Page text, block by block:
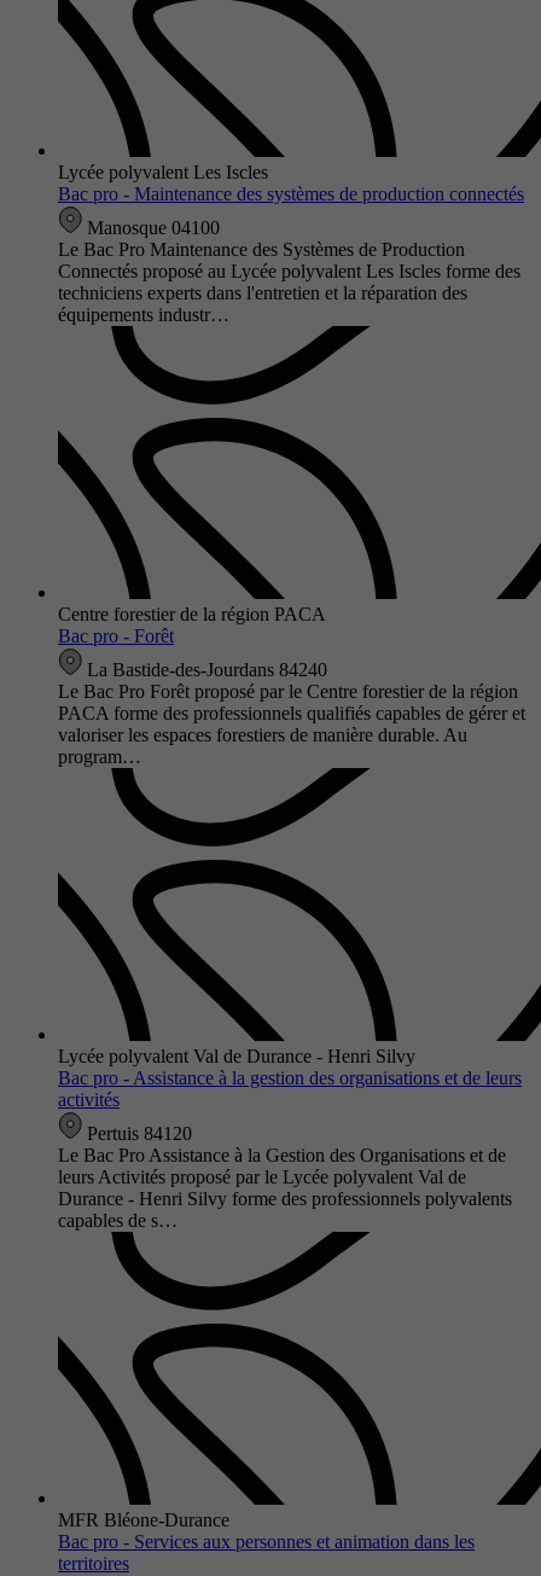
Lycée polyvalent Les Iscles
Bac pro - Maintenance des systèmes de production connectés
Manosque 04100
Le Bac Pro Maintenance des Systèmes de Production
Connectés proposé au Lycée polyvalent Les Iscles forme des
techniciens experts dans l'entretien et la réparation des
équipements industr…
Centre forestier de la région PACA
Bac pro - Forêt
La Bastide-des-Jourdans 84240
Le Bac Pro Forêt proposé par le Centre forestier de la région
PACA forme des professionnels qualifiés capables de gérer et
valoriser les espaces forestiers de manière durable. Au
program…
Lycée polyvalent Val de Durance - Henri Silvy
Bac pro - Assistance à la gestion des organisations et de leurs
activités
Pertuis 84120
Le Bac Pro Assistance à la Gestion des Organisations et de
leurs Activités proposé par le Lycée polyvalent Val de
Durance - Henri Silvy forme des professionnels polyvalents
capables de s…
MFR Bléone-Durance
Bac pro - Services aux personnes et animation dans les
territoires